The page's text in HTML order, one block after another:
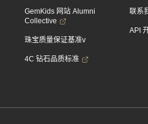
GemKids 网站 Alumni
Collective
珠宝质量保证基准v
4C 钻石品质标准
联系
API